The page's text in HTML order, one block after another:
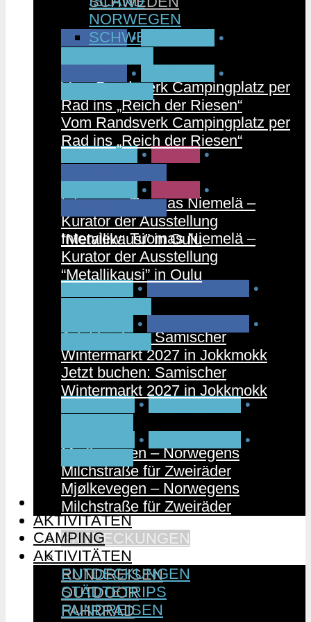
CAMPEN •
•
Vom Randsverk Campingplatz per
Rad ins „Reich der Riesen“
FINNLAND • MUSIK •
Interview: Tuomas Niemelä –
Kurator der Ausstellung
“Metallikausi” in Oulu
PARTNER • RUNDREISEN
•
Jetzt buchen: Samischer
Wintermarkt 2027 in Jokkmokk
FAHRRAD • NORWEGEN •
Mjølkevegen – Norwegens
Milchstraße für Zweiräder
CAMPING
AKTIVITÄTEN
ENTDECKUNGEN
STÄDTETRIPS
RUNDREISEN
OUTDOOR
FAHRRAD
NORWEGEN
SCHWEDEN
•
•
Vom Randsverk Campingplatz per
Rad ins „Reich der Riesen“
•
•
Interview: Tuomas Niemelä –
Kurator der Ausstellung
“Metallikausi” in Oulu
•
•
Jetzt buchen: Samischer
Wintermarkt 2027 in Jokkmokk
•
•
Mjølkevegen – Norwegens
Milchstraße für Zweiräder
CAMPING
AKTIVITÄTEN
ENTDECKUNGEN
STÄDTETRIPS
RUNDREISEN